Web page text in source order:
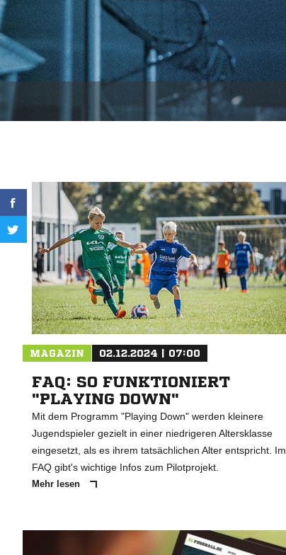
MAGAZIN 02.12.2024 | 07:00
FAQ: SO FUNKTIONIERT
"PLAYING DOWN"
Mit dem Programm "Playing Down" werden kleinere
Jugendspieler gezielt in einer niedrigeren Altersklasse
eingesetzt, als es ihrem tatsächlichen Alter entspricht. Im
FAQ gibt's wichtige Infos zum Pilotprojekt.
Mehr lesen